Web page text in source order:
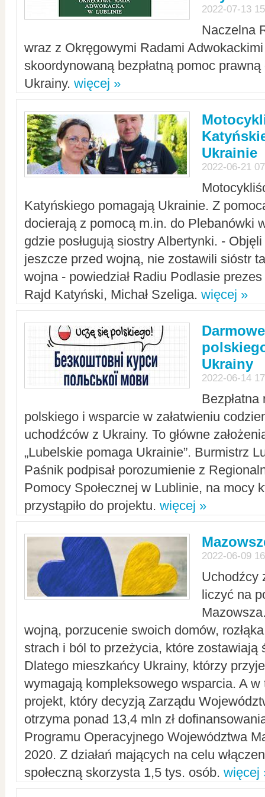
2022-07-13
Naczelna
wraz z Okręgowymi Radami Adwokackimi
skoordynowaną bezpłatną pomoc
Ukrainy. więcej »
Ukrainie
2022-06-21
Katyńskiego pomagają Ukrainie. Z
docierają z pomocą m.in. do Plebanówki
gdzie posługują siostry Albertynki. -
jeszcze przed wojną, nie zostawili sióstr
wojna - powiedział Radiu Podlasie
Rajd Katyński, Michał Szeliga. więcej »
Ukrainy
2022-06-14
polskiego i wsparcie w załatwieniu
uchodźców z Ukrainy. To główne
„Lubelskie pomaga Ukrainie”. Burmistrz
Paśnik podpisał porozumienie z
Pomocy Społecznej w Lublinie, na mocy
przystąpiło do projektu. więcej »
2022-06-09
Uchodźcy
liczyć na
wojną, porzucenie swoich domów,
strach i ból to przeżycia, które zostawiają
Dlatego mieszkańcy Ukrainy, którzy
wymagają kompleksowego wsparcia. A w
projekt, który decyzją Zarządu
otrzyma ponad 13,4 mln zł
Programu Operacyjnego Województwa
2020. Z działań mających na celu
społeczną skorzysta 1,5 tys. osób. więcej